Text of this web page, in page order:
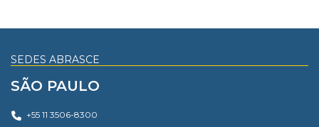
SEDES ABRASCE
SÃO PAULO
+55 11 3506-8300